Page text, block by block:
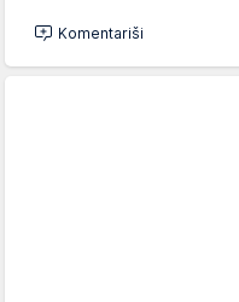
Komentariši